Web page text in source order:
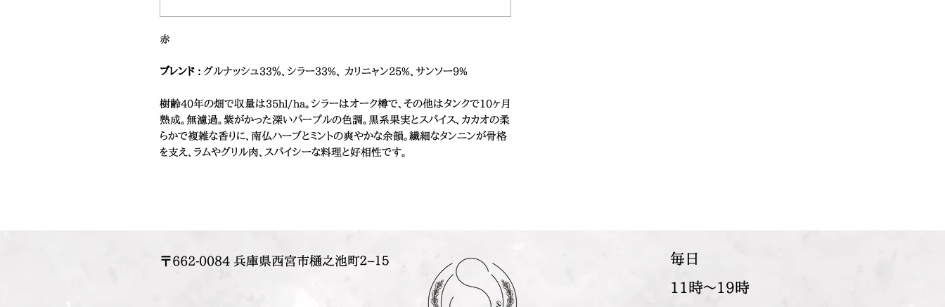
赤
ブレンド : グルナッシュ33％、シラー33%、 カリニャン25%、サンソー9%
樹齢40年の畑で収量は35hl/ha。シラーはオーク樽で、その他はタンクで10ヶ月
熟成。無濾過。紫がかった深いパープルの色調。黒系果実とスパイス、カカオの柔
らかで複雑な香りに、南仏ハーブとミントの爽やかな余韻。繊細なタンニンが骨格
を支え、ラムやグリル肉、スパイシーな料理と好相性です。
〒662-0084 兵庫県西宮市樋之池町２−１５
​毎日
11時～19時